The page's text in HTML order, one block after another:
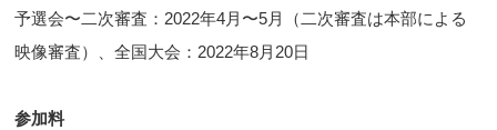
予選会〜二次審査：2022年4月〜5月（二次審査は本部による
映像審査）、全国大会：2022年8月20日
参加料